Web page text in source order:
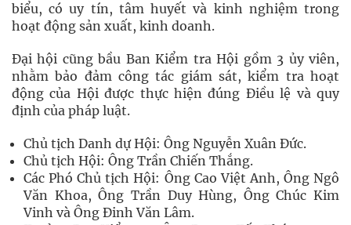
biểu, có uy tín, tâm huyết và kinh nghiệm trong
hoạt động sản xuất, kinh doanh.
Đại hội cũng bầu Ban Kiểm tra Hội gồm 3 ủy viên,
nhằm bảo đảm công tác giám sát, kiểm tra hoạt
động của Hội được thực hiện đúng Điều lệ và quy
định của pháp luật.
Chủ tịch Danh dự Hội: Ông Nguyễn Xuân Đức.
Chủ tịch Hội: Ông Trần Chiến Thắng.
Các Phó Chủ tịch Hội: Ông Cao Việt Anh, Ông Ngô
Văn Khoa, Ông Trần Duy Hùng, Ông Chúc Kim
Vinh và Ông Đinh Văn Lâm.